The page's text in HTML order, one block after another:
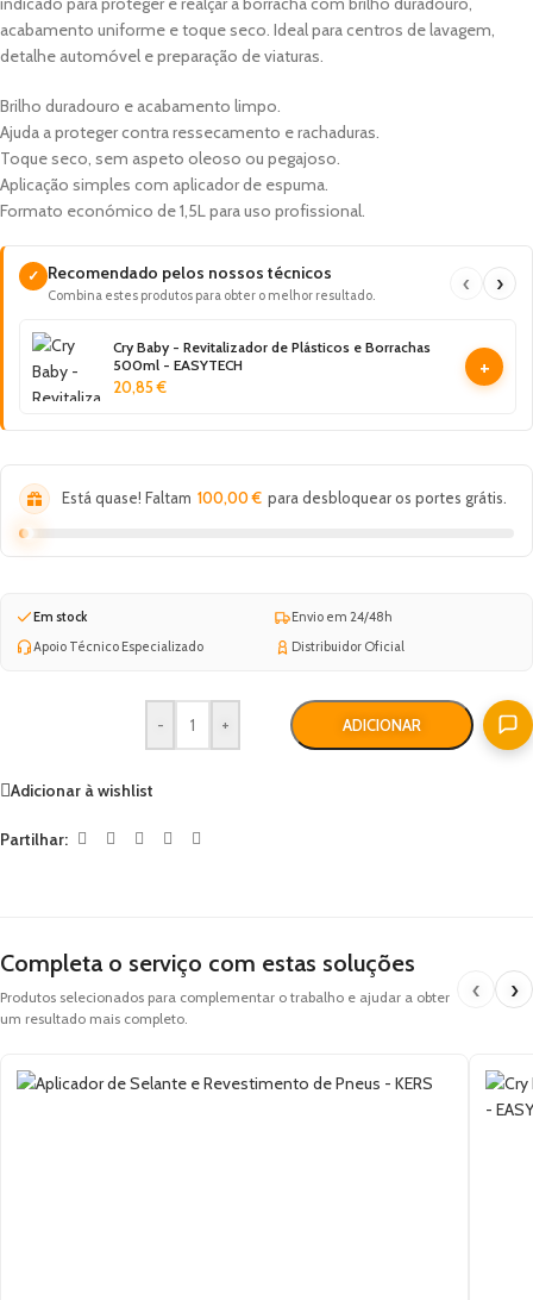
acabamento uniforme e toque seco. Ideal para centros de lavagem,
detalhe automóvel e preparação de viaturas.
Brilho duradouro e acabamento limpo.
Ajuda a proteger contra ressecamento e rachaduras.
Toque seco, sem aspeto oleoso ou pegajoso.
Aplicação simples com aplicador de espuma.
Formato económico de 1,5L para uso profissional.
✓ Recomendado pelos nossos técnicos
Combina estes produtos para obter o melhor resultado. ‹ ›
Cry Baby - Revitalizador de Plásticos e Borrachas
500ml - EASYTECH
20,85€
+
Está quase! Faltam 100,00€ para desbloquear os portes grátis.
Em stock
Envio em 24/48h
Apoio Técnico Especializado
Distribuidor Oficial
- + ADICIONAR
Adicionar à wishlist
Partilhar:
Completa o serviço com estas soluções
Produtos selecionados para complementar o trabalho e ajudar a obter
um resultado mais completo.
‹ ›